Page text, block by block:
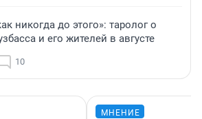
никогда до этого»: таролог о
и его жителей в августе
10
МНЕНИЕ